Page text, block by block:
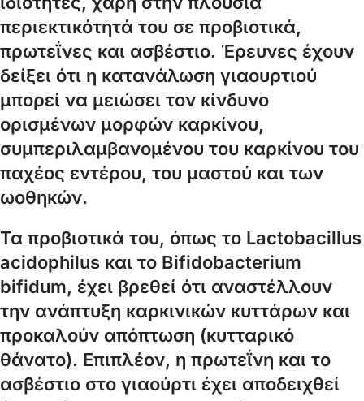
περιεκτικότητά του σε προβιοτικά,
πρωτεΐνες και ασβέστιο. Έρευνες έχουν
δείξει ότι η κατανάλωση γιαουρτιού
μπορεί να μειώσει τον κίνδυνο
ορισμένων μορφών καρκίνου,
συμπεριλαμβανομένου του καρκίνου του
παχέος εντέρου, του μαστού και των
ωοθηκών.
Τα προβιοτικά του, όπως το Lactobacillus
acidophilus και το Bifidobacterium
bifidum, έχει βρεθεί ότι αναστέλλουν
την ανάπτυξη καρκινικών κυττάρων και
προκαλούν απόπτωση (κυτταρικό
θάνατο). Επιπλέον, η πρωτεΐνη και το
ασβέστιο στο γιαούρτι έχει αποδειχθεί